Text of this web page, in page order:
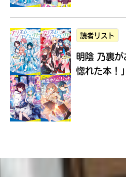
読者リスト
明陰 乃裏が
惚れた本！